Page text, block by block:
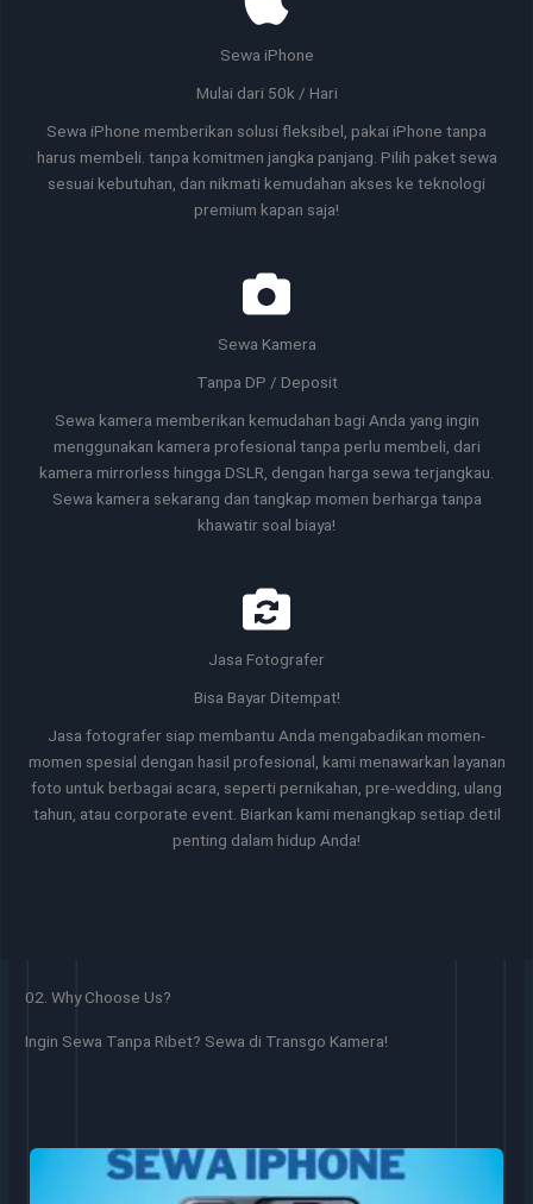
Sewa iPhone
Mulai dari 50k / Hari
Sewa iPhone memberikan solusi fleksibel, pakai iPhone tanpa
harus membeli. tanpa komitmen jangka panjang. Pilih paket sewa
sesuai kebutuhan, dan nikmati kemudahan akses ke teknologi
premium kapan saja!
Sewa Kamera
Tanpa DP / Deposit
Sewa kamera memberikan kemudahan bagi Anda yang ingin
menggunakan kamera profesional tanpa perlu membeli, dari
kamera mirrorless hingga DSLR, dengan harga sewa terjangkau.
Sewa kamera sekarang dan tangkap momen berharga tanpa
khawatir soal biaya!
Jasa Fotografer
Bisa Bayar Ditempat!
Jasa fotografer siap membantu Anda mengabadikan momen-
momen spesial dengan hasil profesional, kami menawarkan layanan
foto untuk berbagai acara, seperti pernikahan, pre-wedding, ulang
tahun, atau corporate event. Biarkan kami menangkap setiap detil
penting dalam hidup Anda!
02. Why Choose Us?
Ingin Sewa Tanpa Ribet? Sewa di Transgo Kamera!